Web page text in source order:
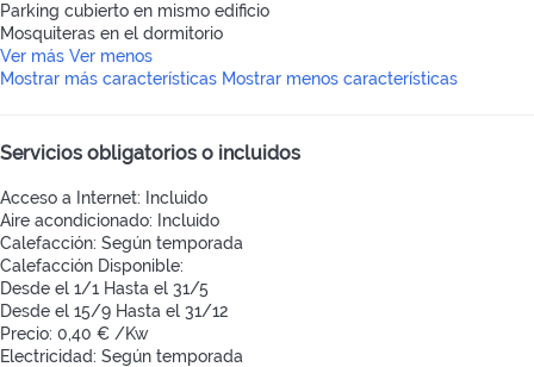
Parking cubierto en mismo edificio
Mosquiteras en el dormitorio
Ver más Ver menos
Mostrar más características Mostrar menos características
Servicios obligatorios o incluidos
Acceso a Internet: Incluido
Aire acondicionado: Incluido
Calefacción: Según temporada
Calefacción Disponible:
Desde el 1/1 Hasta el 31/5
Desde el 15/9 Hasta el 31/12
Precio: 0,40 € /Kw
Electricidad: Según temporada